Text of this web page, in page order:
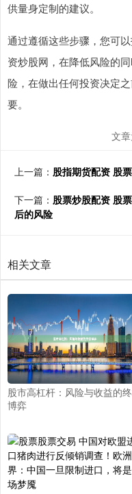
供量身定制的建议。
通过遵循这些步骤，您可
资炒股网，在降低风险的
险，在做出任何投资决定
要。
文
上一篇： 股指期货配资 股
下一篇： 股票炒股配资 股
后的风险
相关文章
股市高杠杆：风险与收益的
博弈